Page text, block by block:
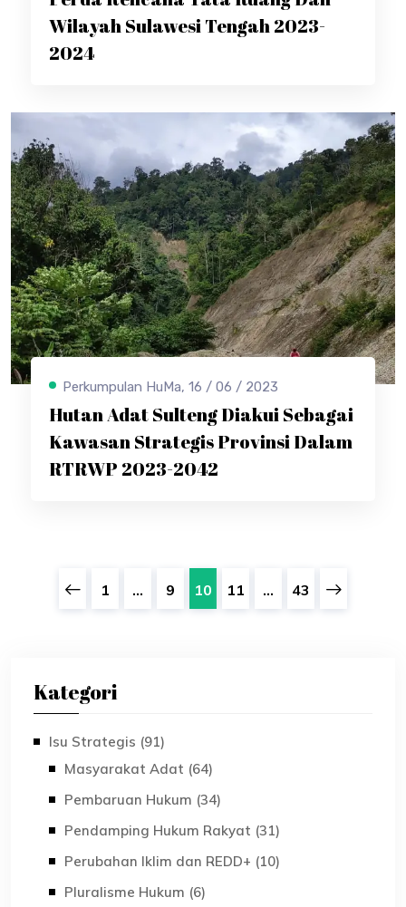
Wilayah Sulawesi Tengah 2023-
2024
Perkumpulan HuMa, 16 / 06 / 2023
Hutan Adat Sulteng Diakui Sebagai
Kawasan Strategis Provinsi Dalam
RTRWP 2023-2042
1 ... 9 10 11 ... 43
Kategori
Isu Strategis (91)
Masyarakat Adat (64)
Pembaruan Hukum (34)
Pendamping Hukum Rakyat (31)
Perubahan Iklim dan REDD+ (10)
Pluralisme Hukum (6)